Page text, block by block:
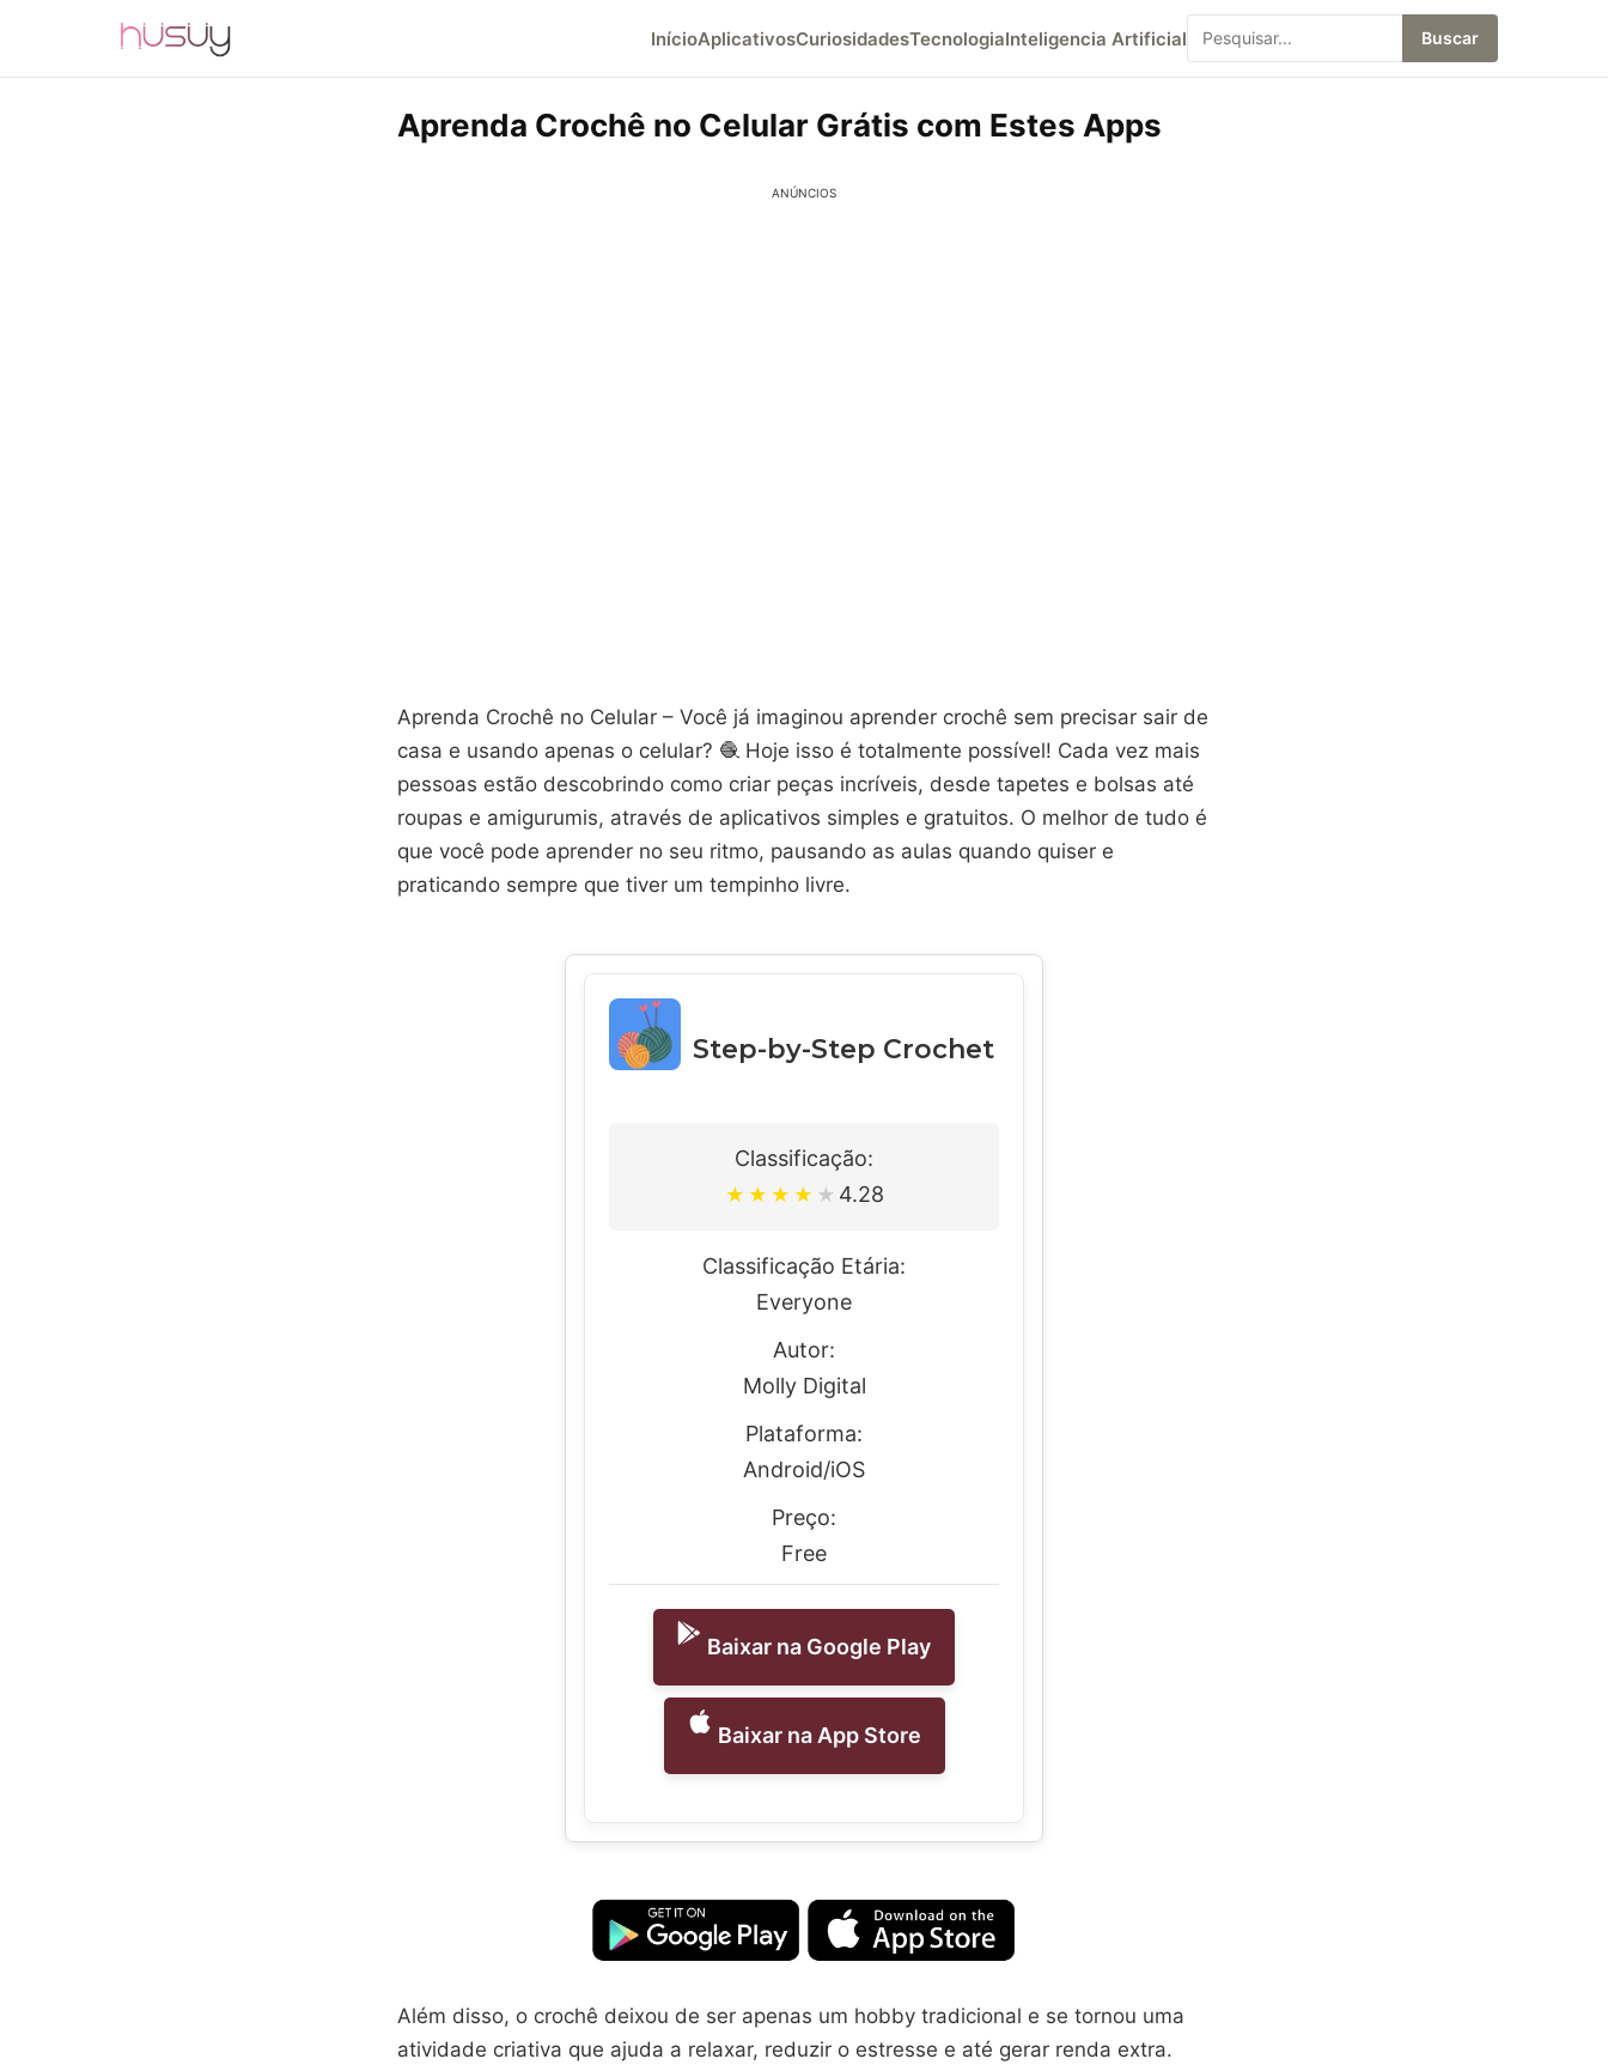
InícioAplicativosCuriosidadesTecnologiaInteligencia Artificial Buscar
Aprenda Crochê no Celular Grátis com Estes Apps
ANÚNCIOS
Aprenda Crochê no Celular – Você já imaginou aprender crochê sem precisar sair de
casa e usando apenas o celular? 🧶 Hoje isso é totalmente possível! Cada vez mais
pessoas estão descobrindo como criar peças incríveis, desde tapetes e bolsas até
roupas e amigurumis, através de aplicativos simples e gratuitos. O melhor de tudo é
que você pode aprender no seu ritmo, pausando as aulas quando quiser e
praticando sempre que tiver um tempinho livre.
Step-by-Step Crochet
Classificação:
★ ★ ★ ★ ★ 4.28
Classificação Etária:
Everyone
Autor:
Molly Digital
Plataforma:
Android/iOS
Preço:
Free
Baixar na Google Play
Baixar na App Store
Além disso, o crochê deixou de ser apenas um hobby tradicional e se tornou uma
atividade criativa que ajuda a relaxar, reduzir o estresse e até gerar renda extra.